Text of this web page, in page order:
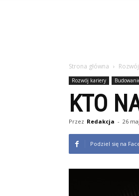
Strona główna
Rozwój kariery
KTO
Przez Redakcja - 26
Podziel się na